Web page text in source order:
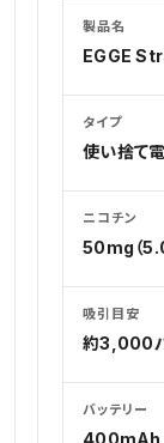
製品名
EGGE
タイプ
使い捨て
ニコチン
50mg（
吸引目安
約3,000
バッテリー
400mAh